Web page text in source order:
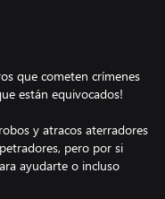
que cometen crímenes
están equivocados!
y atracos aterradores
pero por si
ayudarte o incluso